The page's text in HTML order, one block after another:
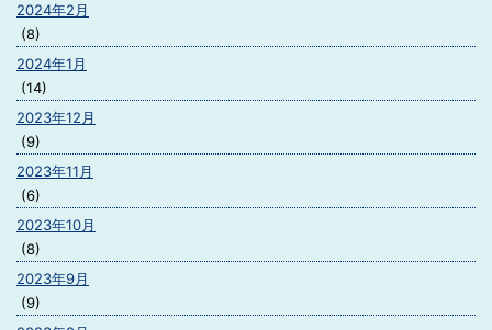
2024年2月
(8)
2024年1月
(14)
2023年12月
(9)
2023年11月
(6)
2023年10月
(8)
2023年9月
(9)